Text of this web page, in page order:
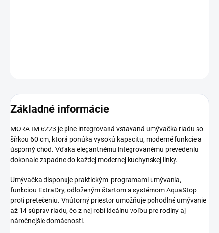
Základné informácie
MORA IM 6223 je plne integrovaná vstavaná umývačka riadu so
šírkou 60 cm, ktorá ponúka vysokú kapacitu, moderné funkcie a
úsporný chod. Vďaka elegantnému integrovanému prevedeniu
dokonale zapadne do každej modernej kuchynskej linky.
Umývačka disponuje praktickými programami umývania,
funkciou ExtraDry, odloženým štartom a systémom AquaStop
proti pretečeniu. Vnútorný priestor umožňuje pohodlné umývanie
až 14 súprav riadu, čo z nej robí ideálnu voľbu pre rodiny aj
náročnejšie domácnosti.